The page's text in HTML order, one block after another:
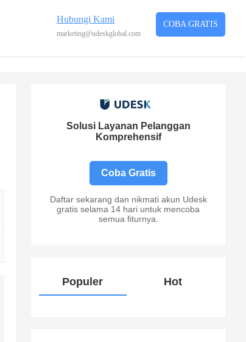
Hubungi Kami
marketing@udeskglobal.com
COBA GRATIS
Solusi Layanan Pelanggan
Komprehensif
Coba Gratis
Daftar sekarang dan nikmati akun Udesk
gratis selama 14 hari untuk mencoba
semua fiturnya.
Populer Hot